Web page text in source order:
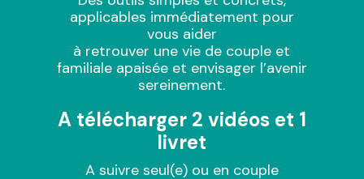
applicables immédiatement pour
vous aider
à retrouver une vie de couple et
familiale apaisée et envisager l’avenir
sereinement.
A télécharger 2 vidéos et 1
livret
A suivre seul(e) ou en couple